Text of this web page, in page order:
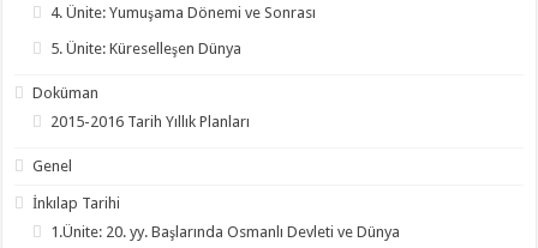
4. Ünite: Yumuşama Dönemi ve Sonrası
5. Ünite: Küreselleşen Dünya
Doküman
2015-2016 Tarih Yıllık Planları
Genel
İnkılap Tarihi
1.Ünite: 20. yy. Başlarında Osmanlı Devleti ve Dünya